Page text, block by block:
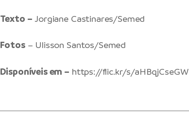
Texto – Jorgiane Castinares/Semed
Fotos– Ulisson Santos/Semed
Disponíveis em – https://flic.kr/s/aHBqjCseGW